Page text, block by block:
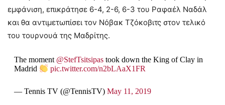
εμφάνιση, επικράτησε 6-4, 2-6, 6-3 του Ραφαέλ Ναδάλ
και θα αντιμετωπίσει τον Νόβακ Τζόκοβιτς στον τελικό
του τουρνουά της Μαδρίτης.
The moment @StefTsitsipastook down the King of Clay in
Madrid
pic.twitter.com/n2bLAaX1FR
— Tennis TV (@TennisTV) May 11, 2019